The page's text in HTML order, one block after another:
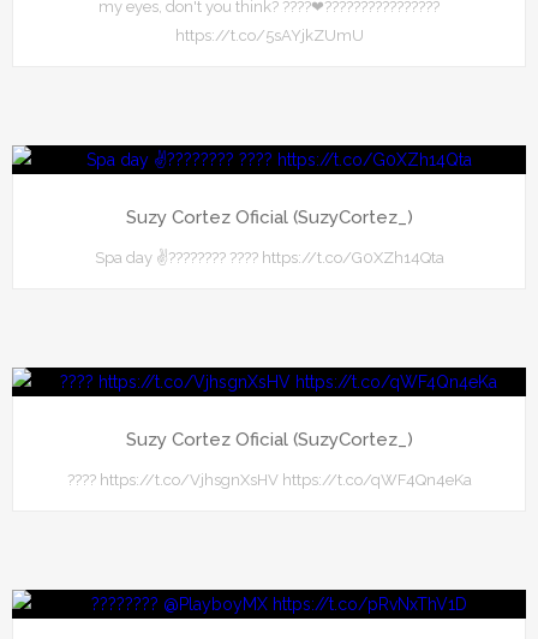
my eyes, don't you think? ????❤????????????????
https://t.co/5sAYjkZUmU
Suzy Cortez Oficial (SuzyCortez_)
Spa day ✌???????? ???? https://t.co/G0XZh14Qta
Suzy Cortez Oficial (SuzyCortez_)
???? https://t.co/VjhsgnXsHV https://t.co/qWF4Qn4eKa